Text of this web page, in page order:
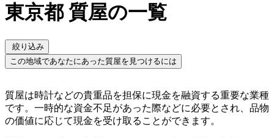
東京都 質屋の一覧
絞り込み
この地域であなたにあった質屋を見つけるには
質屋は時計などの貴重品を担保に現金を融資する重要な業種
です。一時的な資金不足があった際などに必要とされ、品物
の価値に応じて現金を受け取ることができます。